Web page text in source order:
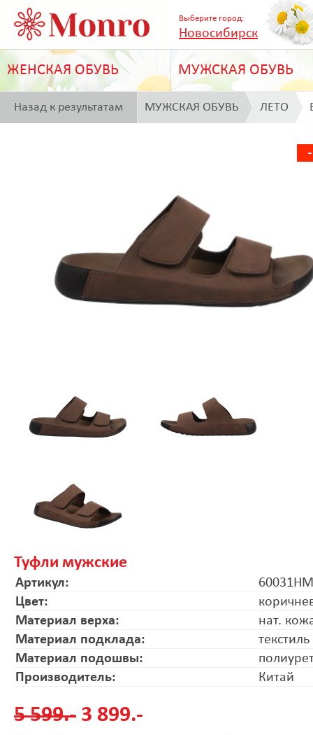
Выберите город:
Новосибирск
ЖЕНСКАЯ ОБУВЬ МУЖСКАЯ ОБУВЬ
Назад к результатам МУЖСКАЯ ОБУВЬ ЛЕТО
Туфли мужские
Артикул:
Цвет:
Материал верха:
нат.
Материал подклада:
текстиль
Материал подошвы:
Производитель:
Китай
5 599.- 3 899.-